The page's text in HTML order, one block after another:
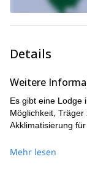
Details
Weitere
Es gibt eine Lodge
Möglichkeit,
Akklimatisierung
Mehr lesen